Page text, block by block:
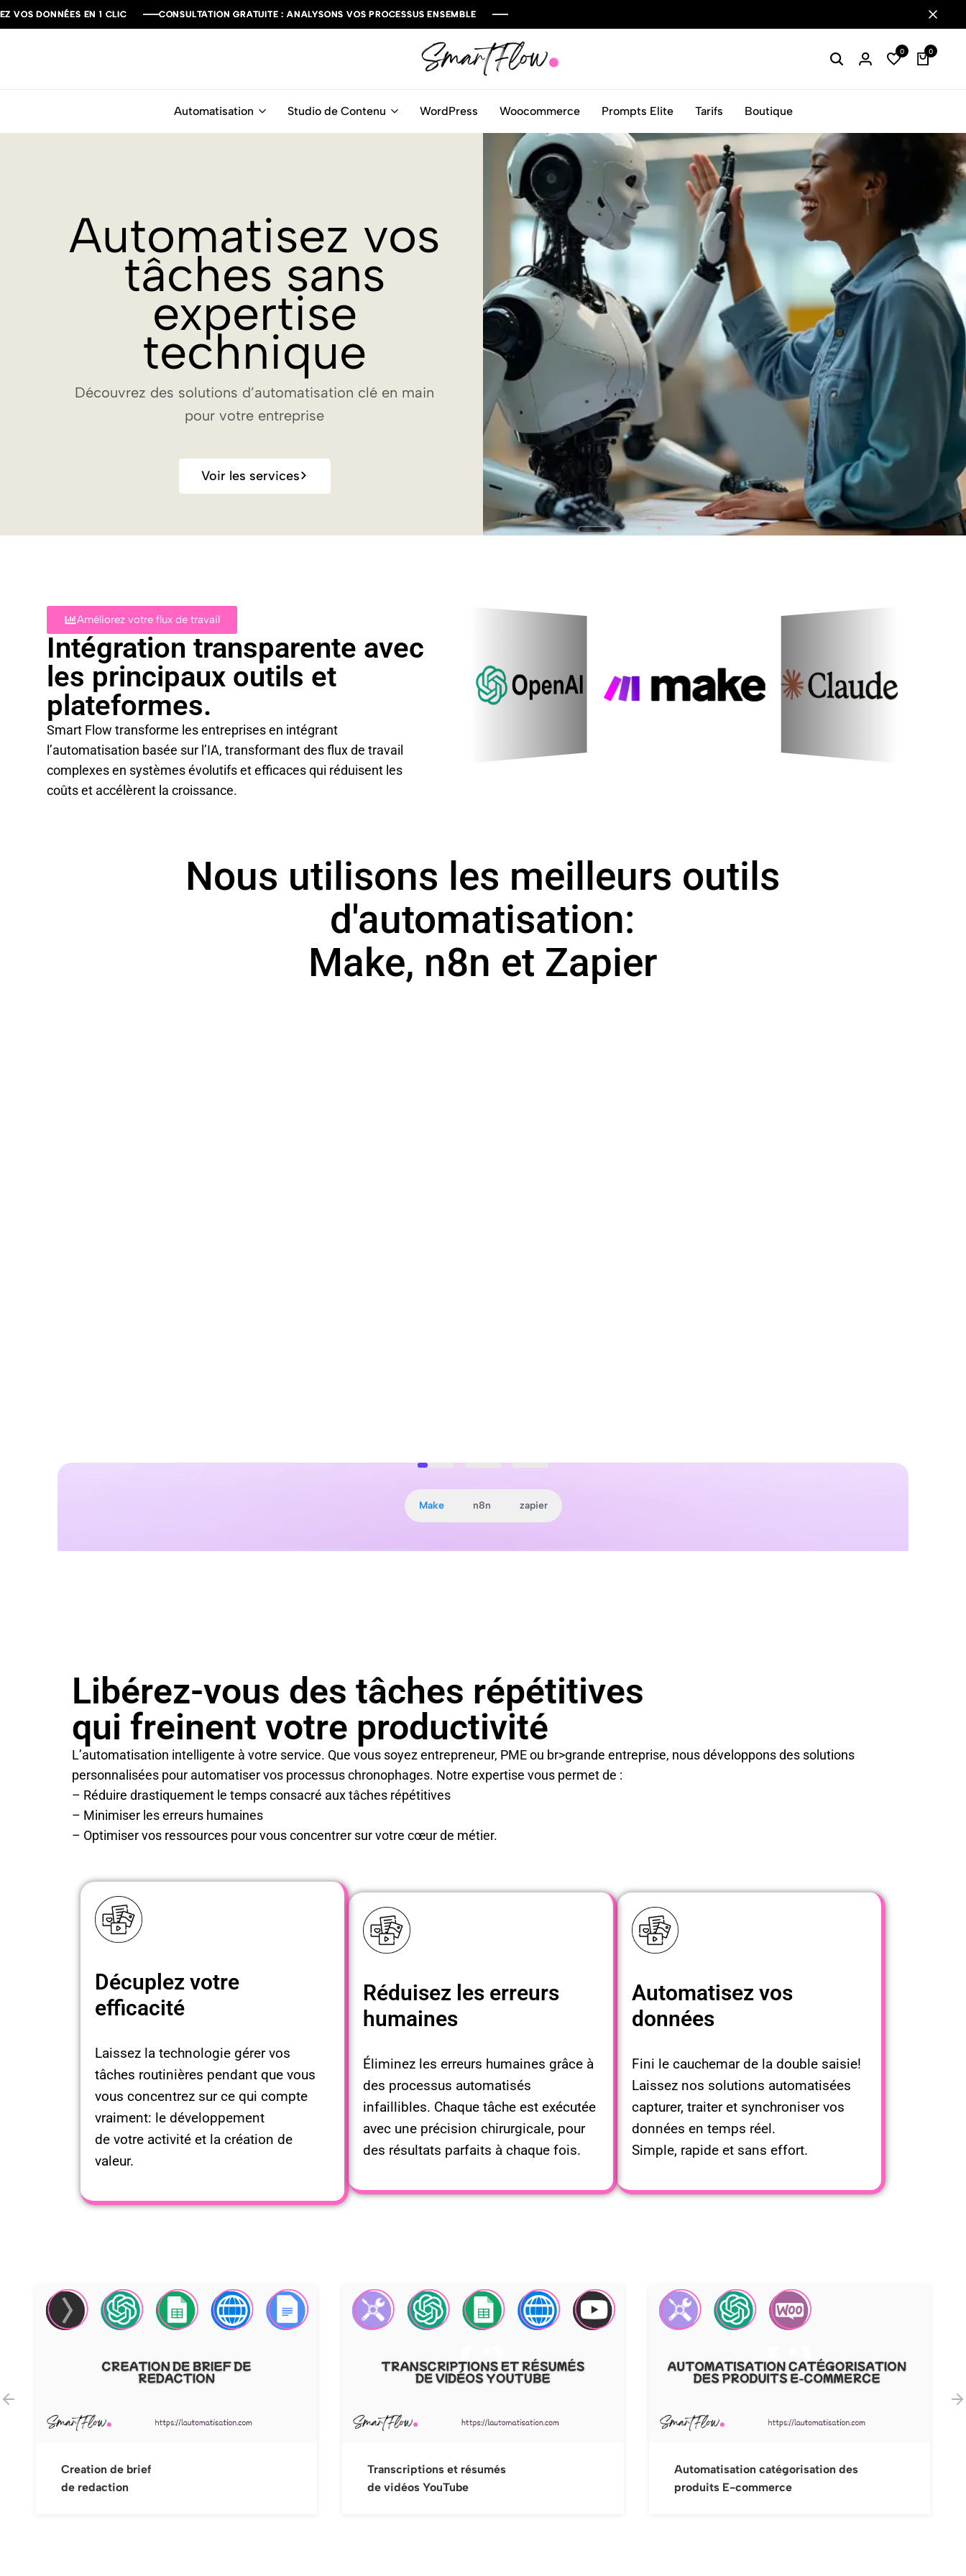
EN 1 CLIC CONSULTATION GRATUITE : ANALYSONS VOS PROCESSUS ENSEMBLE
EN 1 CLIC CONSULTATION GRATUITE : ANALYSONS VOS PROCESSUS ENSEMBLE
EN 1 CLIC CONSULTATION GRATUITE : ANALYSONS VOS PROCESSUS ENSEMBLE
Lautomatisation
0 0
Automatisation Studio de Contenu WordPress Woocommerce Prompts Elite Tarifs Boutique
Automatisez vos
tâches sans
expertise
technique
Découvrez des solutions d’automatisation clé en main
pour votre entreprise
Voir les services
Améliorez votre flux de travail
Intégration transparente avec
les principaux outils et
plateformes.
Smart Flow transforme les entreprises en intégrant
l’automatisation basée sur l’IA, transformant des flux de travail
complexes en systèmes évolutifs et efficaces qui réduisent les
coûts et accélèrent la croissance.
Nous utilisons les meilleurs outils
d'automatisation:
Make, n8n et Zapier
Make n8n zapier
Libérez-vous des tâches répétitives
qui freinent votre productivité
L’automatisation intelligente à votre service. Que vous soyez entrepreneur, PME ou br>grande entreprise, nous développons des solutions
personnalisées pour automatiser vos processus chronophages. Notre expertise vous permet de :
– Réduire drastiquement le temps consacré aux tâches répétitives
– Minimiser les erreurs humaines
– Optimiser vos ressources pour vous concentrer sur votre cœur de métier.
Décuplez votre
efficacité
Laissez la technologie gérer vos
tâches routinières pendant que vous
vous concentrez sur ce qui compte
vraiment: le développement
de votre activité et la création de
valeur.
Réduisez les erreurs
humaines
Éliminez les erreurs humaines grâce à
des processus automatisés
infaillibles. Chaque tâche est exécutée
avec une précision chirurgicale, pour
des résultats parfaits à chaque fois.
Automatisez vos
données
Fini le cauchemar de la double saisie!
Laissez nos solutions automatisées
capturer, traiter et synchroniser vos
données en temps réel.
Simple, rapide et sans effort.
Transcriptions et résumés
de vidéos YouTube
Automatisation catégorisation des
produits E-commerce
Scraping automatisé : emails, téléphones
et urls facebook